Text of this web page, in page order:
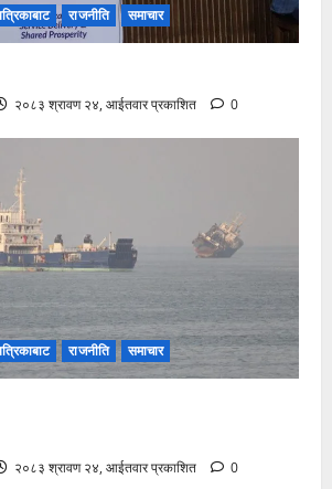
राजनीति समाचार
२०८३ श्रावण २४, आईतवार प्रकाशित 0
राजनीति समाचार
२०८३ श्रावण २४, आईतवार प्रकाशित 0